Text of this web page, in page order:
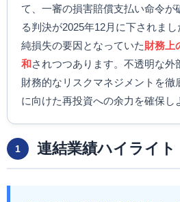
て、一審の損害賠償支払い命令が
る判決が2025年12月に下されま
純損失の要因となっていた財務上
和されつつあります。不透明な外
財務的なリスクマネジメントを徹
に向けた再投資への余力を確保し
1 連結業績ハイライト